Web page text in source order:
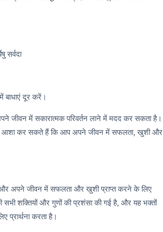
सर्वदा
बाधाएं दूर करें।
जीवन में सकारात्मक परिवर्तन लाने में मदद कर सकता है।
आशा कर सकते हैं कि आप अपने जीवन में सफलता, खुशी और
और अपने जीवन में सफलता और खुशी प्राप्त करने के लिए
सभी शक्तियों और गुणों की प्रशंसा की गई है, और यह भक्तों
प्रार्थना करता है।